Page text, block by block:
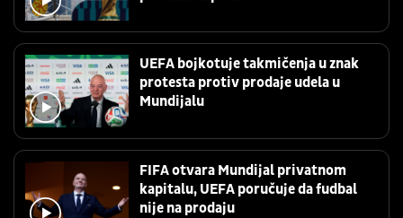
UEFA bojkotuje takmičenja u znak
protesta protiv prodaje udela u
Mundijalu
FIFA otvara Mundijal privatnom
kapitalu, UEFA poručuje da fudbal
nije na prodaju